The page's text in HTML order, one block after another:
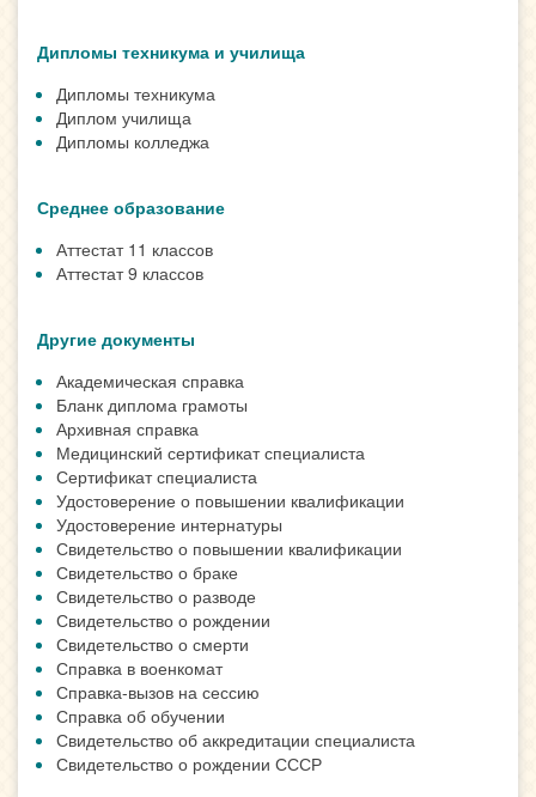
Дипломы техникума и училища
Дипломы техникума
Диплом училища
Дипломы колледжа
Среднее образование
Аттестат 11 классов
Аттестат 9 классов
Другие документы
Академическая справка
Бланк диплома грамоты
Архивная справка
Медицинский сертификат специалиста
Сертификат специалиста
Удостоверение о повышении квалификации
Удостоверение интернатуры
Свидетельство о повышении квалификации
Свидетельство о браке
Свидетельство о разводе
Свидетельство о рождении
Свидетельство о смерти
Справка в военкомат
Справка-вызов на сессию
Справка об обучении
Свидетельство об аккредитации специалиста
Свидетельство о рождении СССР